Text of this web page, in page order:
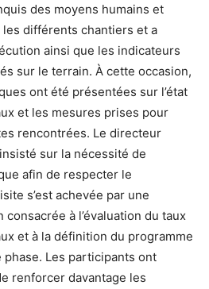
des moyens humains et
différents chantiers et a
ainsi que les indicateurs
sur le terrain. À cette occasion,
ont été présentées sur l’état
et les mesures prises pour
rencontrées. Le directeur
insisté sur la nécessité de
afin de respecter le
s’est achevée par une
à l’évaluation du taux
et à la définition du programme
phase. Les participants ont
renforcer davantage les